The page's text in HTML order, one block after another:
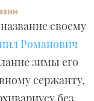
своему
Романович
зимы его
сержанту,
без